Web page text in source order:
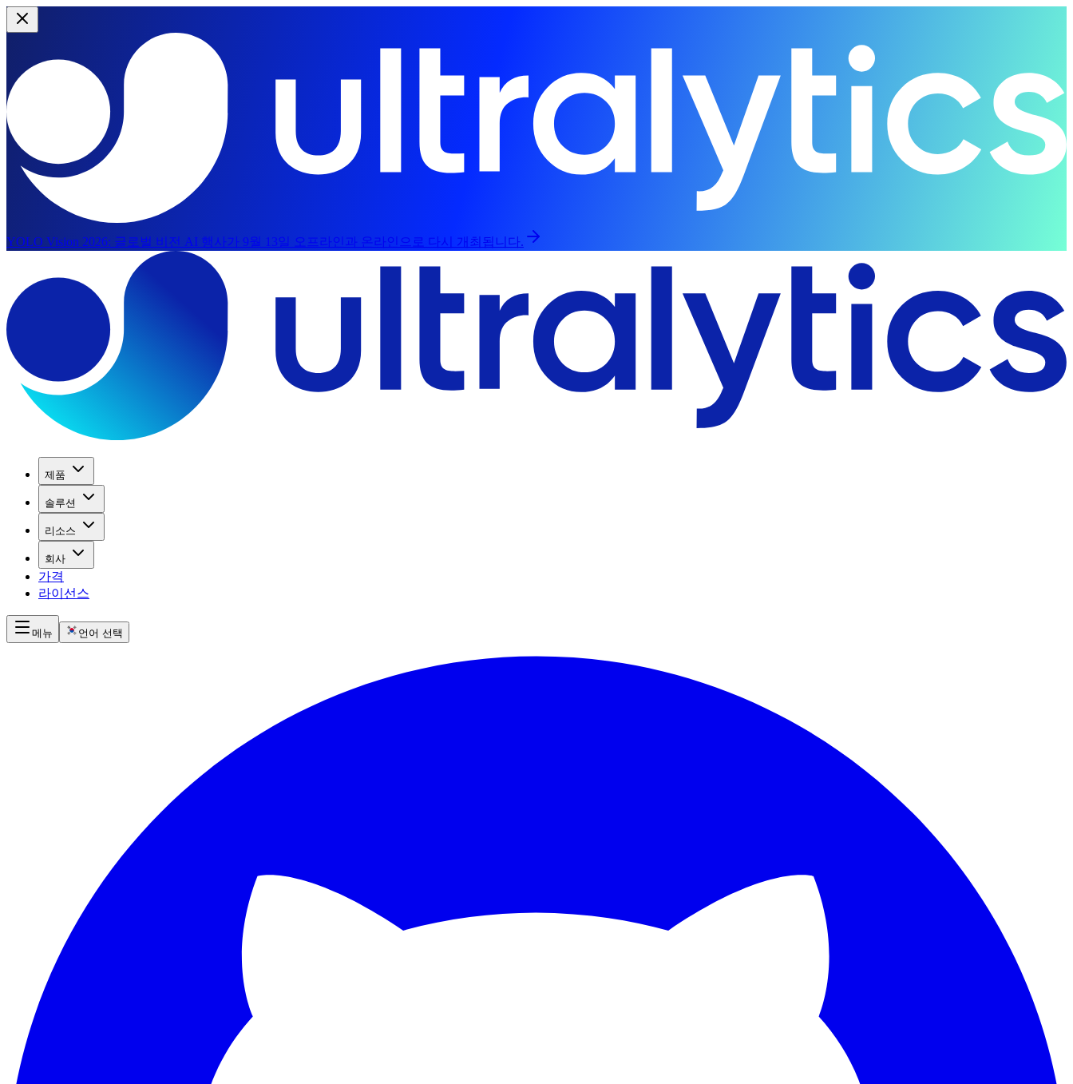
YOLO Vision 2026: 글로벌 비전 AI 행사가 9월 13일 오프라인과 온라인으로 다시 개최됩니다.
제품
솔루션
리소스
회사
가격
라이선스
메뉴 언어 선택